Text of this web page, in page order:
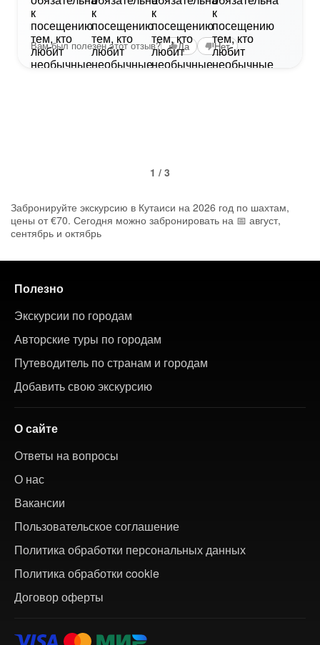
Вам был полезен этот отзыв? Да Нет
1 / 3
Забронируйте экскурсию в Кутаиси на 2026 год по шахтам,
цены от €70. Сегодня можно забронировать на 📅 август,
сентябрь и октябрь
Полезно
Экскурсии по городам
Авторские туры по городам
Путеводитель по странам и городам
Добавить свою экскурсию
О сайте
Ответы на вопросы
О нас
Вакансии
Пользовательское соглашение
Политика обработки персональных данных
Политика обработки cookie
Договор оферты